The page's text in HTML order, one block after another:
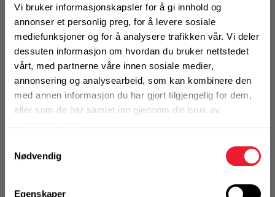
Vi bruker informasjonskapsler for å gi innhold og
annonser et personlig preg, for å levere sosiale
mediefunksjoner og for å analysere trafikken vår. Vi deler
dessuten informasjon om hvordan du bruker nettstedet
vårt, med partnerne våre innen sosiale medier,
annonsering og analysearbeid, som kan kombinere den
med annen informasjon du har gjort tilgjengelig for dem,
eller som de har samlet inn gjennom din bruk av
Nødvendig
Egenskaper
1 Pakke a 50 Stk
Logg inn eller
registrer deg for å
se din avtalepris
KJØP
Handleliste
Art.nr. 1432101503